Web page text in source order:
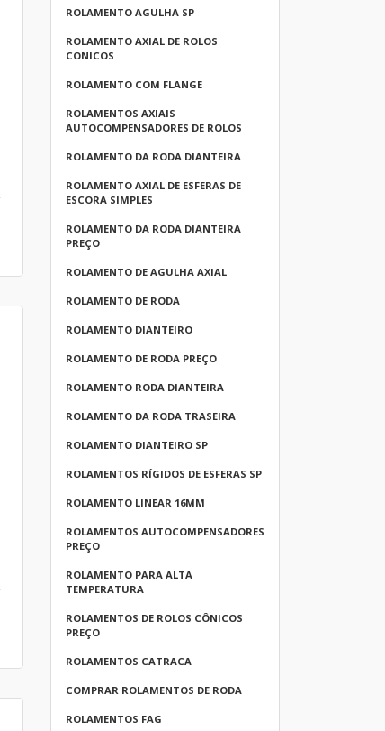
ROLAMENTO AGULHA SP
ROLAMENTO AXIAL DE ROLOS
CONICOS
ROLAMENTO COM FLANGE
ROLAMENTOS AXIAIS
AUTOCOMPENSADORES DE ROLOS
ROLAMENTO DA RODA DIANTEIRA
ROLAMENTO AXIAL DE ESFERAS DE
ESCORA SIMPLES
ROLAMENTO DA RODA DIANTEIRA
PREÇO
ROLAMENTO DE AGULHA AXIAL
ROLAMENTO DE RODA
ROLAMENTO DIANTEIRO
ROLAMENTO DE RODA PREÇO
ROLAMENTO RODA DIANTEIRA
ROLAMENTO DA RODA TRASEIRA
ROLAMENTO DIANTEIRO SP
ROLAMENTOS RÍGIDOS DE ESFERAS SP
ROLAMENTO LINEAR 16MM
ROLAMENTOS AUTOCOMPENSADORES
PREÇO
ROLAMENTO PARA ALTA
TEMPERATURA
ROLAMENTOS DE ROLOS CÔNICOS
PREÇO
ROLAMENTOS CATRACA
COMPRAR ROLAMENTOS DE RODA
ROLAMENTOS FAG